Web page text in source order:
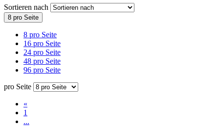
Sortieren nach
8 pro Seite
8 pro Seite
16 pro Seite
24 pro Seite
48 pro Seite
96 pro Seite
pro Seite
«
1
...